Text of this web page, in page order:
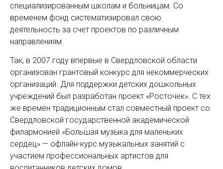
специализированным школам и больницам. Со
временем фонд систематизировал свою
деятельность за счет проектов по различным
направлениям.
Так, в 2007 году впервые в Свердловской области
организован грантовый конкурс для некоммерческих
организаций. Для поддержки детских дошкольных
учреждений был разработан проект «Росточек». С тех
же времен традиционным стал совместный проект со
Свердловской государственной академической
филармонией «Большая музыка для маленьких
сердец» — офлайн-курс музыкальных занятий с
участием профессиональных артистов для